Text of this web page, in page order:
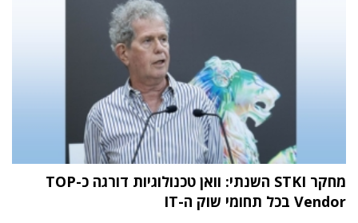
מחקר STKI השנתי: וואן טכנולוגיות דורגה כ-TOP
Vendor בכל תחומי שוק ה-IT